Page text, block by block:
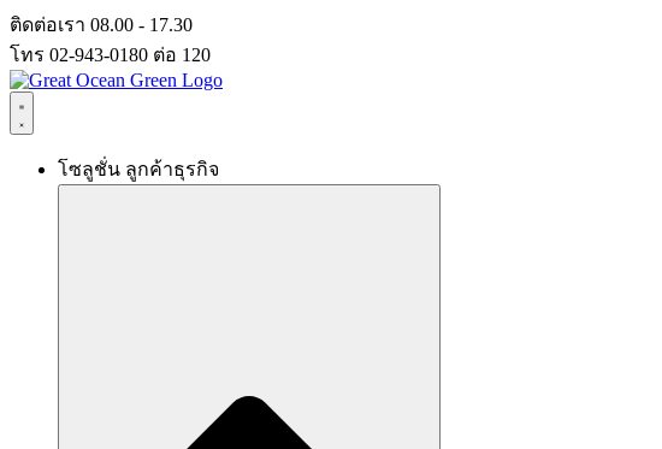
Skip
to
content
ติดต่อเรา 08.00 - 17.30
โทร 02-943-0180 ต่อ 120
โซลูชั่น ลูกค้าธุรกิจ